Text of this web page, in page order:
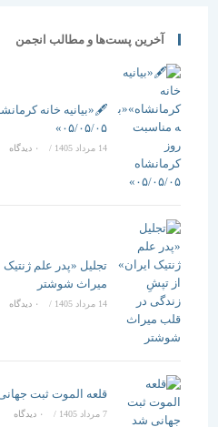
آخرین پست‌ها و مطالب انجمن
🖋️«بیانیه خانه
۰۵/۰۵/۰۵»
/ ۰ دیدگاه
تجلیل «پدر علم ژنتیک
میراث شوشتر
14 مرداد 1405 / ۰ دیدگاه
قلعه الموت ثبت جهانی شد
/ ۰ دیدگاه